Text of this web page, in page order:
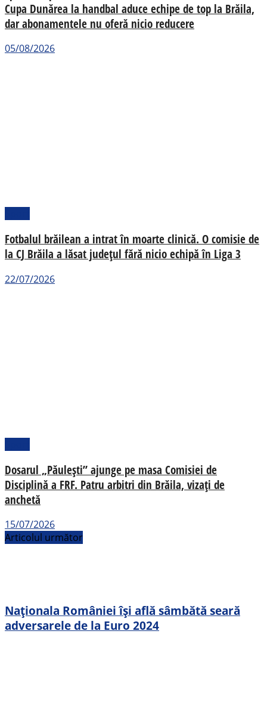
Cupa Dunărea la handbal aduce echipe de top la Brăila,
dar abonamentele nu oferă nicio reducere
05/08/2026
Fotbalul brăilean a intrat în moarte clinică. O comisie de
la CJ Brăila a lăsat județul fără nicio echipă în Liga 3
22/07/2026
Dosarul „Păulești” ajunge pe masa Comisiei de
Disciplină a FRF. Patru arbitri din Brăila, vizați de
anchetă
15/07/2026
Articolul următor
Naționala României își află sâmbătă seară
adversarele de la Euro 2024